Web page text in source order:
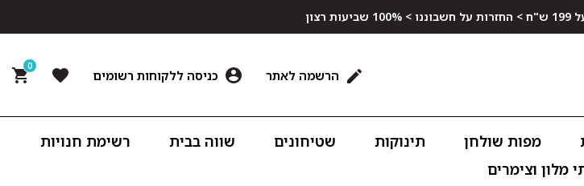
הרשמה לאתר כניסה ללקוחות רשומים
0
מפות שולחן תינוקות שטיחונים שווה בבית
רשימת חנויות
מלון וצימרים